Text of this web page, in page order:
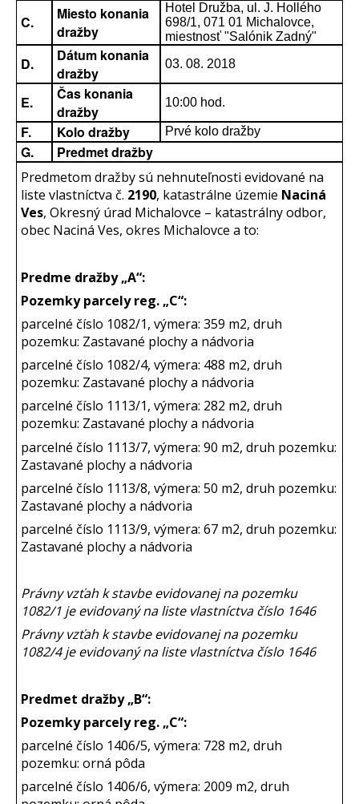
C.
Miesto konania
dražby
Hotel Družba, ul. J. Hollého
698/1, 071 01 Michalovce,
miestnosť "Salónik Zadný"
D.
Dátum konania
dražby
03. 08. 2018
E.
Čas konania
dražby
10:00 hod.
F. Kolo dražby Prvé kolo dražby
G. Predmet dražby
Predmetom dražby sú nehnuteľnosti evidované na
liste vlastníctva č. 2190, katastrálne územie Naciná
Ves, Okresný úrad Michalovce – katastrálny odbor,
obec Naciná Ves, okres Michalovce a to:
Predme dražby „A“:
Pozemky parcely reg. „C“:
parcelné číslo 1082/1, výmera: 359 m2, druh
pozemku: Zastavané plochy a nádvoria
parcelné číslo 1082/4, výmera: 488 m2, druh
pozemku: Zastavané plochy a nádvoria
parcelné číslo 1113/1, výmera: 282 m2, druh
pozemku: Zastavané plochy a nádvoria
parcelné číslo 1113/7, výmera: 90 m2, druh pozemku:
Zastavané plochy a nádvoria
parcelné číslo 1113/8, výmera: 50 m2, druh pozemku:
Zastavané plochy a nádvoria
parcelné číslo 1113/9, výmera: 67 m2, druh pozemku:
Zastavané plochy a nádvoria
Právny vzťah k stavbe evidovanej na pozemku
1082/1 je evidovaný na liste vlastníctva číslo 1646
Právny vzťah k stavbe evidovanej na pozemku
1082/4 je evidovaný na liste vlastníctva číslo 1646
Predmet dražby „B“:
Pozemky parcely reg. „C“:
parcelné číslo 1406/5, výmera: 728 m2, druh
pozemku: orná pôda
parcelné číslo 1406/6, výmera: 2009 m2, druh